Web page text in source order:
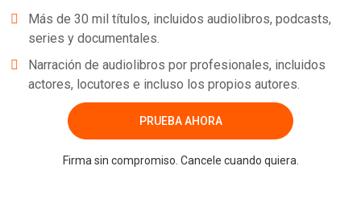
Más de 30 mil títulos, incluidos audiolibros, podcasts,
series y documentales.
Narración de audiolibros por profesionales, incluidos
actores, locutores e incluso los propios autores.
PRUEBA AHORA
Firma sin compromiso. Cancele cuando quiera.